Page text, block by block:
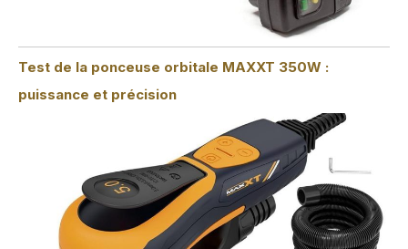
Test de la ponceuse orbitale MAXXT 350W :
puissance et précision